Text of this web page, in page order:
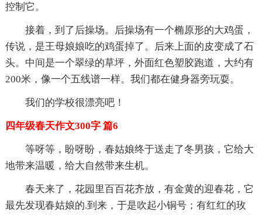
控制它。
接着，到了后操场。后操场有一个椭原形的大鸡蛋，
传说，是王母娘娘吃的鸡蛋掉了。后来上面的皮变成了石
头。中间是一个翠绿的草坪，外面红色塑胶跑道，大约有
200米，像一个五线谱一样。我们都在健身器旁玩耍。
我们的学校很漂亮吧！
四年级春天作文300字 篇6
等呀等，盼呀盼，春姑娘终于送走了冬男孩，它给大
地带来温暖，给大自然带来生机。
春天来了，花园里百百花齐放，有金黄的迎春花，它
最先发现春姑娘的.到来，于是吹起小铜号；有红红的玫